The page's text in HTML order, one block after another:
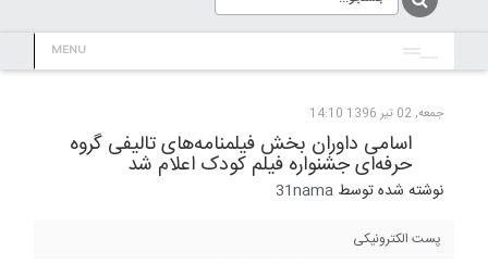
MENU
جمعه, 02 تیر 1396 14:10
اسامی داوران بخش فیلمنامه‌های تالیفی گروه
حرفه‌ای جشنواره فیلم کودک اعلام شد
نوشته شده توسط 31nama
پست الکترونیکی